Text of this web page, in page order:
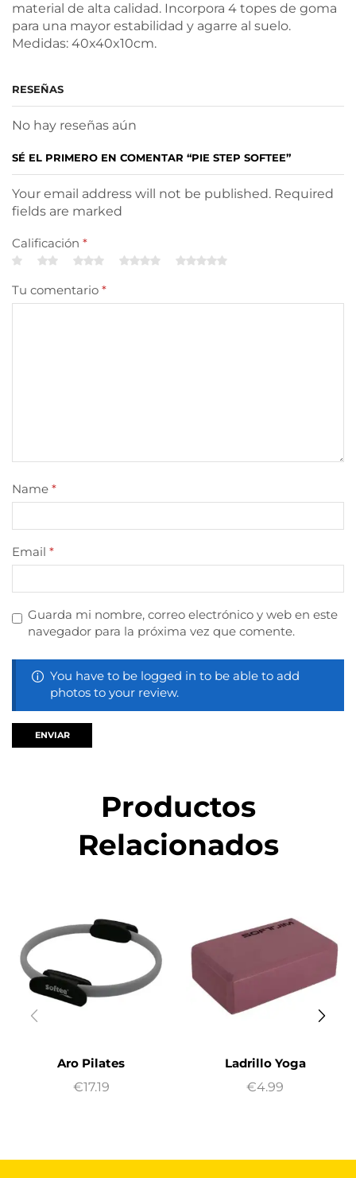
material de alta calidad. Incorpora 4 topes de goma
para una mayor estabilidad y agarre al suelo.
Medidas: 40x40x10cm.
RESEÑAS
No hay reseñas aún
SÉ EL PRIMERO EN COMENTAR “PIE STEP SOFTEE”
Your email address will not be published. Required
fields are marked
Calificación *
Tu comentario *
Name *
Email *
Guarda mi nombre, correo electrónico y web en este
navegador para la próxima vez que comente.
You have to be logged in to be able to add
photos to your review.
Productos
Relacionados
Aro Pilates
€17.19
Ladrillo Yoga
€4.99